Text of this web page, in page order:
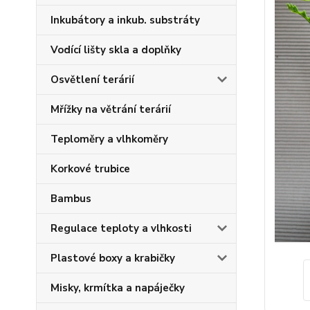
Inkubátory a inkub. substráty
Vodící lišty skla a doplňky
Osvětlení terárií
Mřížky na větrání terárií
Teploměry a vlhkoměry
Korkové trubice
Bambus
Regulace teploty a vlhkosti
Plastové boxy a krabičky
Misky, krmítka a napáječky